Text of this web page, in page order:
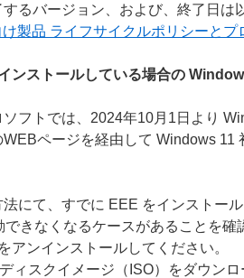
るバージョン、および、終了日
製品 ライフサイクルポリシーと
ンストールしている場合の
フトでは、2024年10月1日より
ページを経由して Windows
法にて、すでに EEE をインストー
きなくなるケースがあることを
アンインストールしてください。
ィスクイメージ（ISO）をダウン